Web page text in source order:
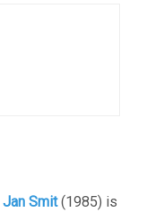
Jan Smit (1985) is